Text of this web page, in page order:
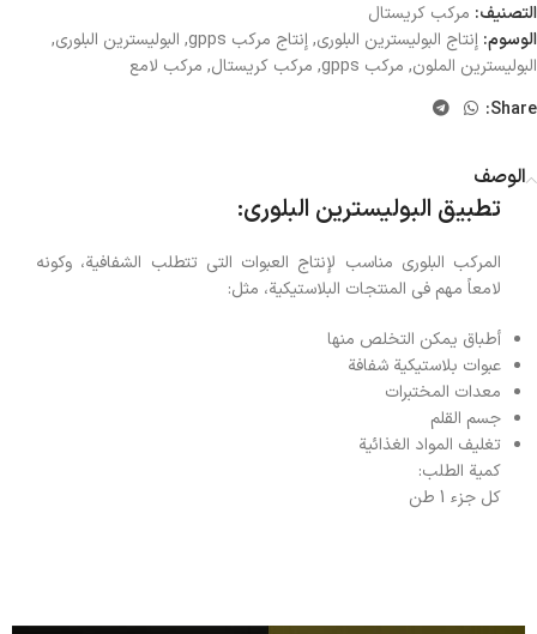
التصنيف: مركب كريستال
الوسوم: إنتاج البوليسترين البلوري,إنتاج مركب gpps , البوليسترين البلوري,
البوليسترين الملون, مركب gpps , مركب كريستال, مركب لامع
Share:
الوصف
تطبيق البوليسترين البلوري:
المركب البلوري مناسب لإنتاج العبوات التي تتطلب الشفافية، وكونه
لامعاً مهم في المنتجات البلاستيكية، مثل:
أطباق يمكن التخلص منها
عبوات بلاستيكية شفافة
معدات المختبرات
جسم القلم
تغليف المواد الغذائية
كمية الطلب:
كل جزء 1 طن